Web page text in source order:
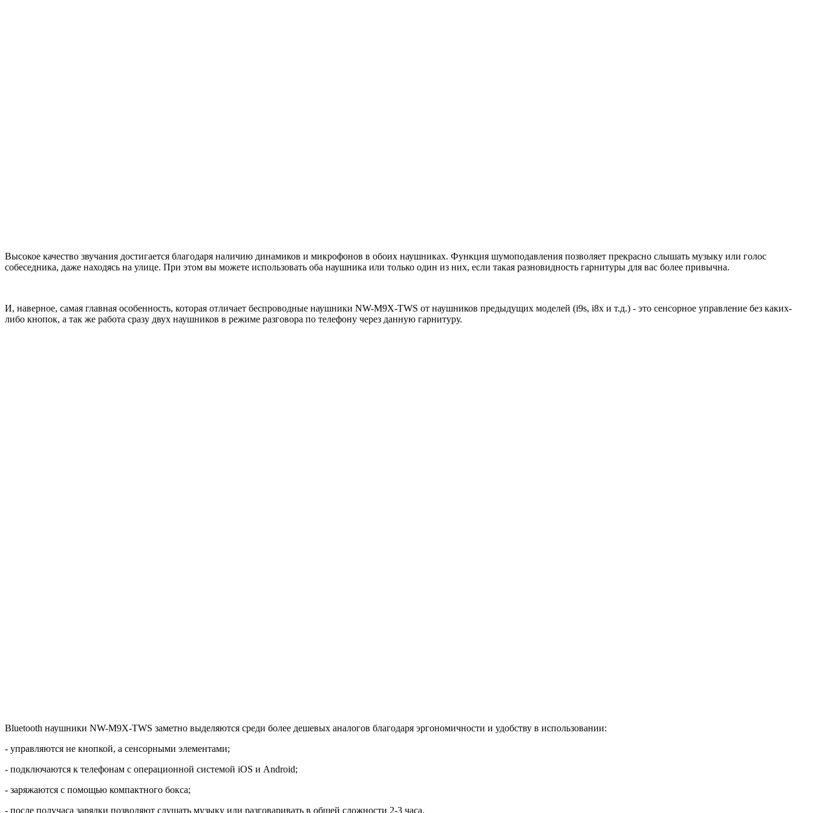
Высокое качество звучания достигается благодаря наличию динамиков и микрофонов в обоих наушниках. Функция шумоподавления позволяет прекрасно слышать музыку или голос
собеседника, даже находясь на улице. При этом вы можете использовать оба наушника или только один из них, если такая разновидность гарнитуры для вас более привычна.
И, наверное, самая главная особенность, которая отличает беспроводные наушники NW-M9X-TWS от наушников предыдущих моделей (i9s, i8x и т.д.) - это сенсорное управление без каких-
либо кнопок, а так же работа сразу двух наушников в режиме разговора по телефону через данную гарнитуру.
Bluetooth наушники NW-M9X-TWS заметно выделяются среди более дешевых аналогов благодаря эргономичности и удобству в использовании:
- управляются не кнопкой, а сенсорными элементами;
- подключаются к телефонам с операционной системой iOS и Android;
- заряжаются с помощью компактного бокса;
- после получаса зарядки позволяют слушать музыку или разговаривать в общей сложности 2-3 часа.